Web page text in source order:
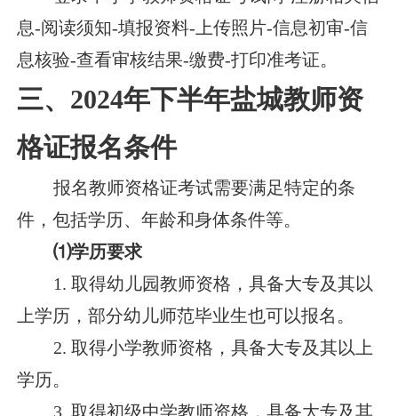
息-阅读须知-填报资料-上传照片-信息初审-信
息核验-查看审核结果-缴费-打印准考证。
三、2024年下半年盐城教师资
格证报名条件
报名教师资格证考试需要满足特定的条
件，包括学历、年龄和身体条件等。
⑴学历要求
1. 取得幼儿园教师资格，具备大专及其以
上学历，部分幼儿师范毕业生也可以报名。
2. 取得小学教师资格，具备大专及其以上
学历。
3. 取得初级中学教师资格，具备大专及其